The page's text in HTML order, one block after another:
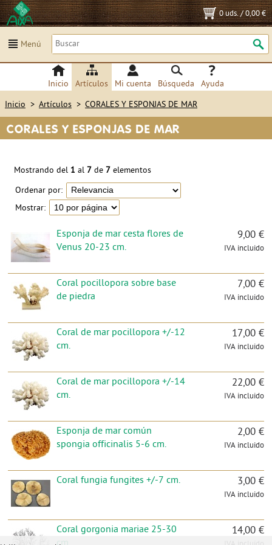
0 uds./0,00 €
Menú
Inicio Artículos Mi cuenta Búsqueda Ayuda
Inicio > Artículos > CORALES Y ESPONJAS DE MAR
CORALES Y ESPONJAS DE MAR
Mostrando del 1 al 7 de 7 elementos
Ordenar por:
Mostrar:
Esponja de mar cesta flores de
Venus 20-23 cm.
9,00 €
IVA incluido
Coral pocillopora sobre base
de piedra
7,00 €
IVA incluido
Coral de mar pocillopora +/-12
cm.
17,00 €
IVA incluido
Coral de mar pocillopora +/-14
cm.
22,00 €
IVA incluido
Esponja de mar común
spongia officinalis 5-6 cm.
2,00 €
IVA incluido
Coral fungia fungites +/-7 cm. 3,00 €
IVA incluido
Coral gorgonia mariae 25-30
14,00 €